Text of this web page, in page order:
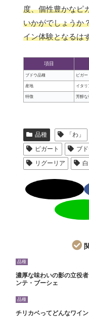
度、個性豊かなピ
いかがでしょうか
イン体験となるは
項目
ブドウ品種 ピガー
産地 イタリ
特徴 芳醇な
品種 「わ」
ピガート
ブ
リグーリア
品種
濃厚な味わいの影の立役
ンテ・ブーシェ
品種
チリカベってどんなワイン